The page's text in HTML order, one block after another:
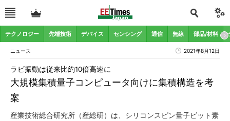
テクノロジー 先端技術 デバイス センシング 通信 無線 部品/材料
ニュース 2021年8月12日
大規模集積量子コンピュータ向けに集積構造を考
案
ラビ振動は従来比約10倍高速に
産業技術総合研究所（産総研）は、シリコンスピン量子ビット素